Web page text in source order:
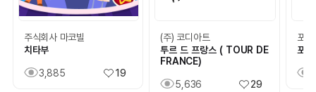
주식회사 마코빌
치타부
3,885 19
(주) 코디아트
투르 드 프랑스 ( TOUR DE
FRANCE)
5,636 29
포포
포포